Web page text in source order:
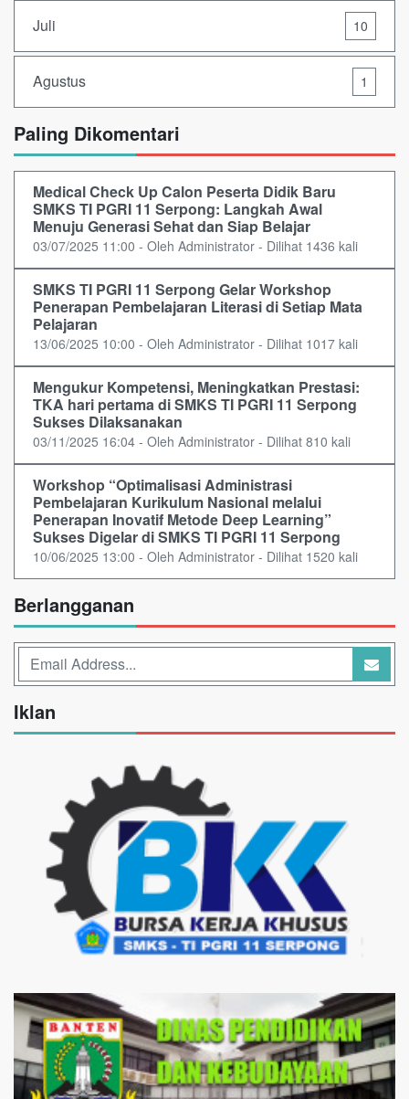
Juli 10
Agustus 1
Paling Dikomentari
Medical Check Up Calon Peserta Didik Baru
SMKS TI PGRI 11 Serpong: Langkah Awal
Menuju Generasi Sehat dan Siap Belajar
03/07/2025 11:00 - Oleh Administrator - Dilihat 1436 kali
SMKS TI PGRI 11 Serpong Gelar Workshop
Penerapan Pembelajaran Literasi di Setiap Mata
Pelajaran
13/06/2025 10:00 - Oleh Administrator - Dilihat 1017 kali
Mengukur Kompetensi, Meningkatkan Prestasi:
TKA hari pertama di SMKS TI PGRI 11 Serpong
Sukses Dilaksanakan
03/11/2025 16:04 - Oleh Administrator - Dilihat 810 kali
Workshop “Optimalisasi Administrasi
Pembelajaran Kurikulum Nasional melalui
Penerapan Inovatif Metode Deep Learning”
Sukses Digelar di SMKS TI PGRI 11 Serpong
10/06/2025 13:00 - Oleh Administrator - Dilihat 1520 kali
Berlangganan
Iklan